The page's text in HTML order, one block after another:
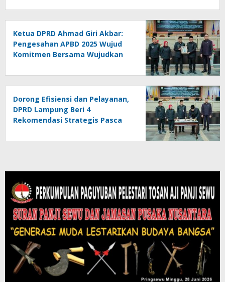
Ketua DPRD Ahmad Giri Akbar:
Pengesahan APBD 2025 Wujud
Komitmen Bersama Wujudkan
Dorong Efisiensi dan Pelayanan,
DPRD Lampung Beri 4
Rekomendasi Strategis Pasca